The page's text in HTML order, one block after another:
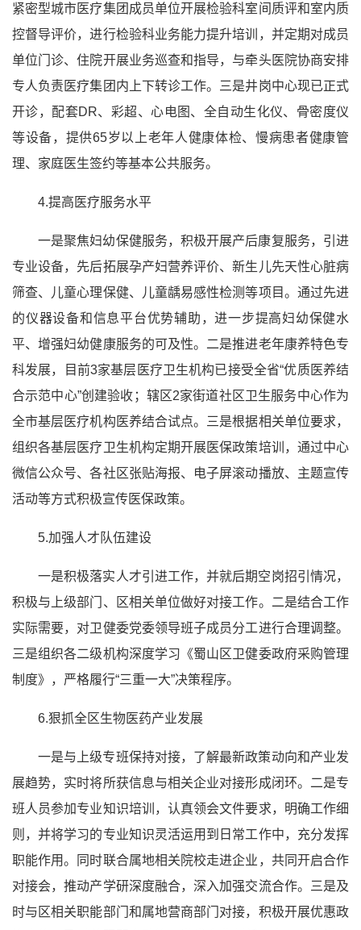
紧密型城市医疗集团成员单位开展检验科室间质评和室内质
控督导评价，进行检验科业务能力提升培训，并定期对成员
单位门诊、住院开展业务巡查和指导，与牵头医院协商安排
专人负责医疗集团内上下转诊工作。三是井岗中心现已正式
开诊，配套DR、彩超、心电图、全自动生化仪、骨密度仪
等设备，提供65岁以上老年人健康体检、慢病患者健康管
理、家庭医生签约等基本公共服务。
4.提高医疗服务水平
一是聚焦妇幼保健服务，积极开展产后康复服务，引进
专业设备，先后拓展孕产妇营养评价、新生儿先天性心脏病
筛查、儿童心理保健、儿童龋易感性检测等项目。通过先进
的仪器设备和信息平台优势辅助，进一步提高妇幼保健水
平、增强妇幼健康服务的可及性。二是推进老年康养特色专
科发展，目前3家基层医疗卫生机构已接受全省“优质医养结
合示范中心”创建验收；辖区2家街道社区卫生服务中心作为
全市基层医疗机构医养结合试点。三是根据相关单位要求，
组织各基层医疗卫生机构定期开展医保政策培训，通过中心
微信公众号、各社区张贴海报、电子屏滚动播放、主题宣传
活动等方式积极宣传医保政策。
5.加强人才队伍建设
一是积极落实人才引进工作，并就后期空岗招引情况，
积极与上级部门、区相关单位做好对接工作。二是结合工作
实际需要，对卫健委党委领导班子成员分工进行合理调整。
三是组织各二级机构深度学习《蜀山区卫健委政府采购管理
制度》，严格履行“三重一大”决策程序。
6.狠抓全区生物医药产业发展
一是与上级专班保持对接，了解最新政策动向和产业发
展趋势，实时将所获信息与相关企业对接形成闭环。二是专
班人员参加专业知识培训，认真领会文件要求，明确工作细
则，并将学习的专业知识灵活运用到日常工作中，充分发挥
职能作用。同时联合属地相关院校走进企业，共同开启合作
对接会，推动产学研深度融合，深入加强交流合作。三是及
时与区相关职能部门和属地营商部门对接，积极开展优惠政